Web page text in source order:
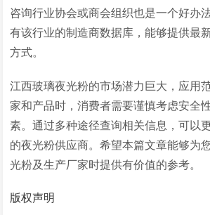
咨询行业协会或商会组织也是一个好办
有该行业的制造商数据库，能够提供最
方式。
江西玻璃夜光粉的市场潜力巨大，应用
家和产品时，消费者需要谨慎考虑安全
素。通过多种途径查询相关信息，可以
的夜光粉供应商。希望本篇文章能够为
光粉及生产厂家时提供有价值的参考。
版权声明